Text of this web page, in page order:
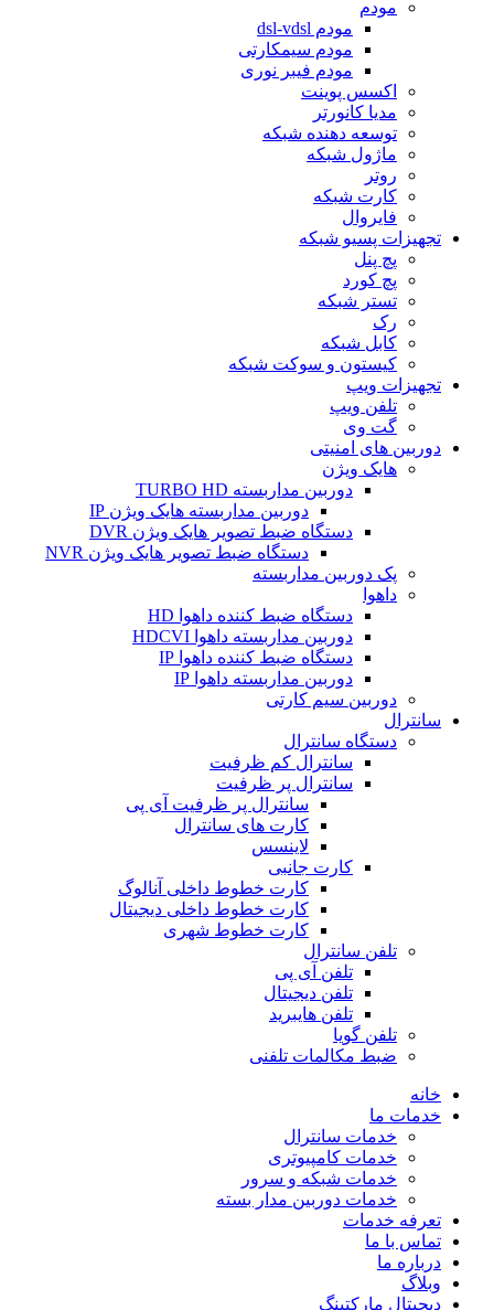
مودم
مودم dsl-vdsl
مودم سیمکارتی
مودم فیبر نوری
اکسس پوینت
مدیا کانورتر
توسعه دهنده شبکه
ماژول شبکه
روتر
کارت شبکه
فایروال
تجهیزات پسیو شبکه
پچ پنل
پچ کورد
تستر شبکه
رک
کابل شبکه
کیستون و سوکت شبکه
تجهیزات ویپ
تلفن ویپ
گت وی
دوربین های امنیتی
هایک ویژن
دوربین مداربسته TURBO HD
دوربین مداربسته هایک ویژن IP
دستگاه ضبط تصویر هایک ویژن DVR
دستگاه ضبط تصویر هایک ویژن NVR
پک دوربین مداربسته
داهوا
دستگاه ضبط کننده داهوا HD
دوربین مداربسته داهوا HDCVI
دستگاه ضبط کننده داهوا IP
دوربین مداربسته داهوا IP
دوربین سیم کارتی
سانترال
دستگاه سانترال
سانترال کم ظرفیت
سانترال پر ظرفیت
سانترال پر ظرفیت آی پی
کارت های سانترال
لاینسس
کارت جانبی
کارت خطوط داخلی آنالوگ
کارت خطوط داخلی دیجیتال
کارت خطوط شهری
تلفن سانترال
تلفن آی پی
تلفن دیجیتال
تلفن هایبرید
تلفن گویا
ضبط مکالمات تلفنی
خانه
خدمات ما
خدمات سانترال
خدمات کامپیوتری
خدمات شبکه و سرور
خدمات دوربین مدار بسته
تعرفه خدمات
تماس با ما
درباره ما
وبلاگ
دیجیتال مارکتینگ